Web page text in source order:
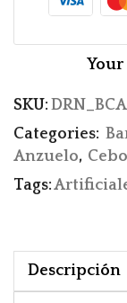
Your
SKU:
Categories:
Anzuelo,
Tags:
Descripción